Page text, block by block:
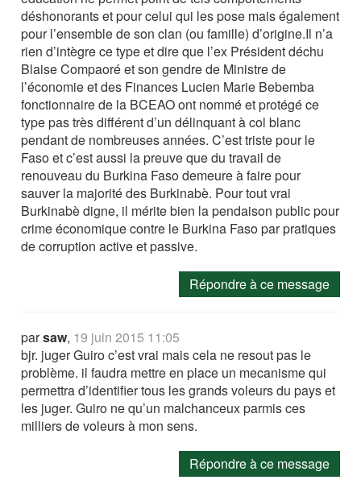
déshonorants et pour celui qui les pose mais également
pour l’ensemble de son clan (ou famille) d’origine.Il n’a
rien d’intègre ce type et dire que l’ex Président déchu
Blaise Compaoré et son gendre de Ministre de
l’économie et des Finances Lucien Marie Bebemba
fonctionnaire de la BCEAO ont nommé et protégé ce
type pas très différent d’un délinquant à col blanc
pendant de nombreuses années. C’est triste pour le
Faso et c’est aussi la preuve que du travail de
renouveau du Burkina Faso demeure à faire pour
sauver la majorité des Burkinabè. Pour tout vrai
Burkinabè digne, il mérite bien la pendaison public pour
crime économique contre le Burkina Faso par pratiques
de corruption active et passive.
Répondre à ce message
parsaw, 19 juin 2015 11:05
bjr. juger Guiro c’est vrai mais cela ne resout pas le
problème. il faudra mettre en place un mecanisme qui
permettra d’identifier tous les grands voleurs du pays et
les juger. Guiro ne qu’un malchanceux parmis ces
milliers de voleurs à mon sens.
Répondre à ce message